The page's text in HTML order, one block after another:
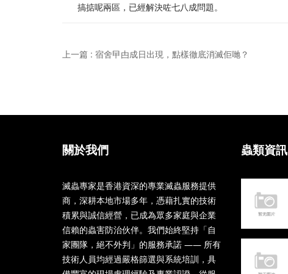
搞掂呢兩區，已經解決咗七八成問題。
上一篇 : 宿舍曱甴成日出現，點樣徹底消滅佢哋？
關於我們
滅蟲專家是香港資深的專業滅蟲服務提供
商，深耕本地市場多年，憑藉扎實的技術
積累與誠信經營，已成為眾多家庭與企業
信賴的蟲害防治伙伴。我們始終堅持「自
家團隊，絕不外判」的服務承諾 —— 所有
技術人員均經過嚴格篩選與系統培訓，具
蟲類資訊